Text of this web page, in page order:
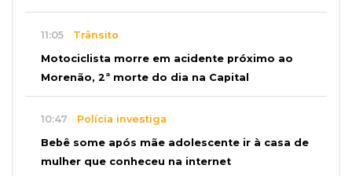
11:05 Trânsito
Motociclista morre em acidente próximo ao
Morenão, 2ª morte do dia na Capital
10:47 Polícia investiga
Bebê some após mãe adolescente ir à casa de
mulher que conheceu na internet